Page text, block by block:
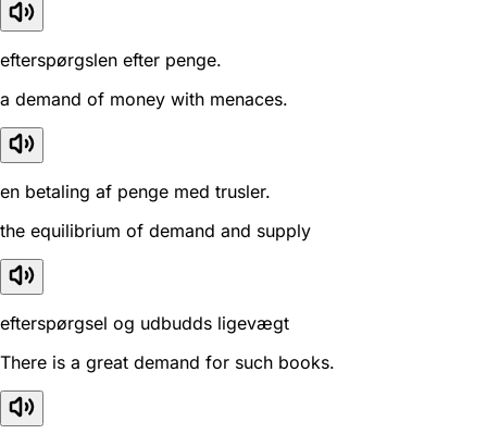
efterspørgslen efter penge.
a demand of money with menaces.
en betaling af penge med trusler.
the equilibrium of demand and supply
efterspørgsel og udbudds ligevægt
There is a great demand for such books.